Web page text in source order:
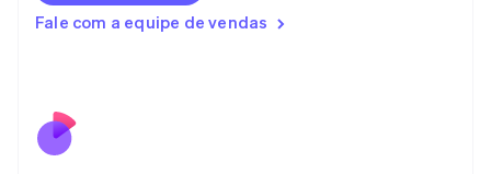
Fale com a equipe de vendas
Lituânia
English
English
Malta